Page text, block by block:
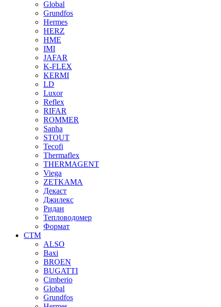
Global
Grundfos
Hermes
HERZ
HME
IMI
JAFAR
K-FLEX
KERMI
LD
Luxor
Reflex
RIFAR
ROMMER
Sanha
STOUT
Tecofi
Thermaflex
THERMAGENT
Viega
ZETKAMA
Декаст
Джилекс
Ридан
Тепловодомер
Формат
СТМ
ALSO
Baxi
BROEN
BUGATTI
Cimberio
Global
Grundfos